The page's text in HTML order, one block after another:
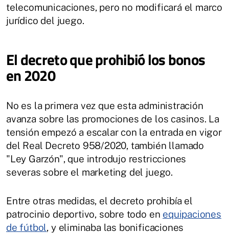
telecomunicaciones, pero no modificará el marco
jurídico del juego.
El decreto que prohibió los bonos
en 2020
No es la primera vez que esta administración
avanza sobre las promociones de los casinos. La
tensión empezó a escalar con la entrada en vigor
del Real Decreto 958/2020, también llamado
"Ley Garzón", que introdujo restricciones
severas sobre el marketing del juego.
Entre otras medidas, el decreto prohibía el
patrocinio deportivo, sobre todo en equipaciones
de fútbol, y eliminaba las bonificaciones